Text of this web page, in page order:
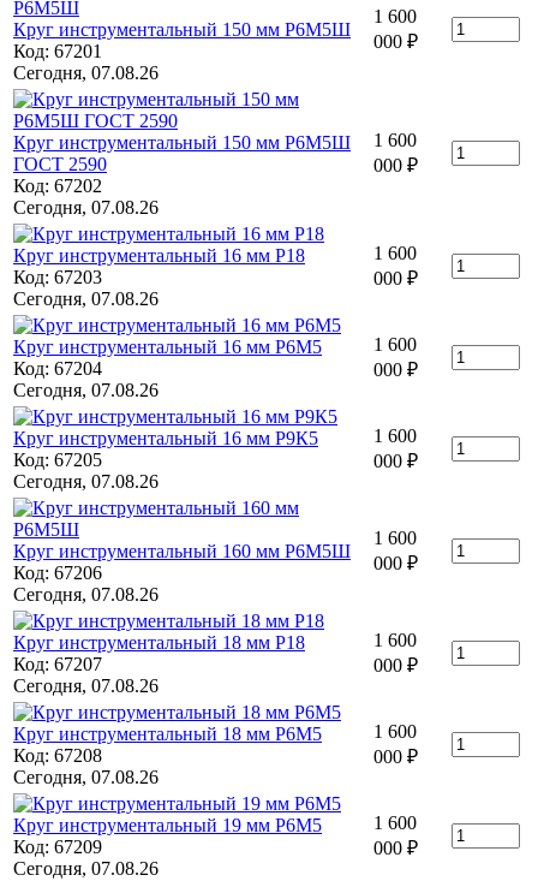
Круг инструментальный 150 мм Р6М5Ш
Код: 67201
Сегодня, 07.08.26
1 600
000 ₽
Круг инструментальный 150 мм Р6М5Ш
ГОСТ 2590
Код: 67202
Сегодня, 07.08.26
1 600
000 ₽
Круг инструментальный 16 мм Р18
Код: 67203
Сегодня, 07.08.26
1 600
000 ₽
Круг инструментальный 16 мм Р6М5
Код: 67204
Сегодня, 07.08.26
1 600
000 ₽
Круг инструментальный 16 мм Р9К5
Код: 67205
Сегодня, 07.08.26
1 600
000 ₽
Круг инструментальный 160 мм Р6М5Ш
Код: 67206
Сегодня, 07.08.26
1 600
000 ₽
Круг инструментальный 18 мм Р18
Код: 67207
Сегодня, 07.08.26
1 600
000 ₽
Круг инструментальный 18 мм Р6М5
Код: 67208
Сегодня, 07.08.26
1 600
000 ₽
Круг инструментальный 19 мм Р6М5
Код: 67209
Сегодня, 07.08.26
1 600
000 ₽